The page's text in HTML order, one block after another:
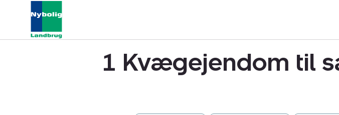
1 Kvægejendom til